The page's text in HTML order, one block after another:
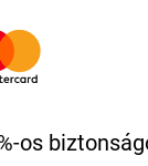
os